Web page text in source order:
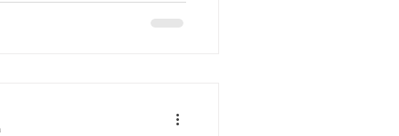
Construcción